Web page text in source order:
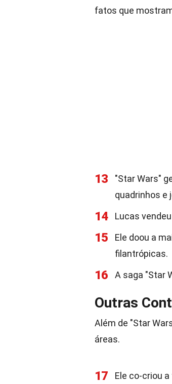
fatos que
13
"Star Wars"
quadrinhos e
14 Lucas
15
Ele doou a
filantrópicas.
16 A saga "Star
Outras
Além de "Star
áreas.
17 Ele co-criou